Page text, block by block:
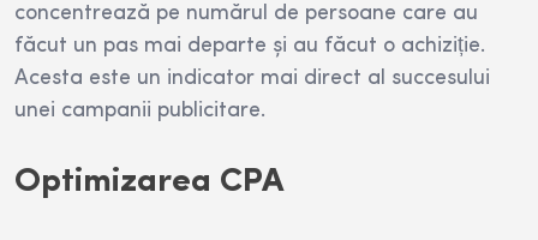
concentrează pe numărul de persoane care au
făcut un pas mai departe și au făcut o achiziție.
Acesta este un indicator mai direct al succesului
unei campanii publicitare.
Optimizarea CPA